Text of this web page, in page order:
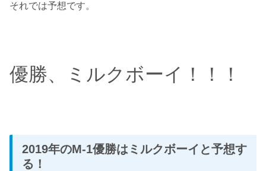
それでは予想です。
優勝、ミルクボーイ！！！
2019年のM-1優勝はミルクボーイと予想す
る！